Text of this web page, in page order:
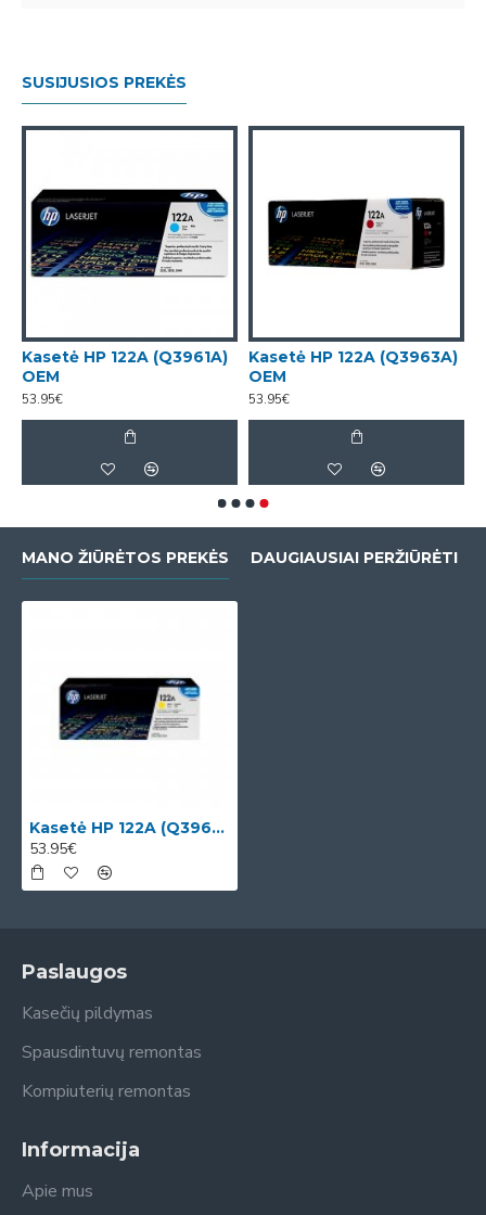
SUSIJUSIOS PREKĖS
Kasetė HP 122A (Q3961A)
OEM
53.95€
Kasetė HP 122A (Q3963A)
OEM
53.95€
MANO ŽIŪRĖTOS PREKĖS DAUGIAUSIAI PERŽIŪRĖTI
Kasetė HP 122A (Q3962A) OEM
53.95€
Paslaugos
Kasečių pildymas
Spausdintuvų remontas
Kompiuterių remontas
Informacija
Apie mus